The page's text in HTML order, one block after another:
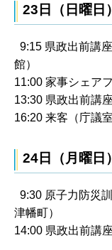
23日（日曜日）
9:15 県政出前講
館）
11:00 家事シェア
13:30 県政出前講
16:20 来客（庁議室
24日（月曜日）
9:30 原子力防災
津幡町）
14:00 県政出前講